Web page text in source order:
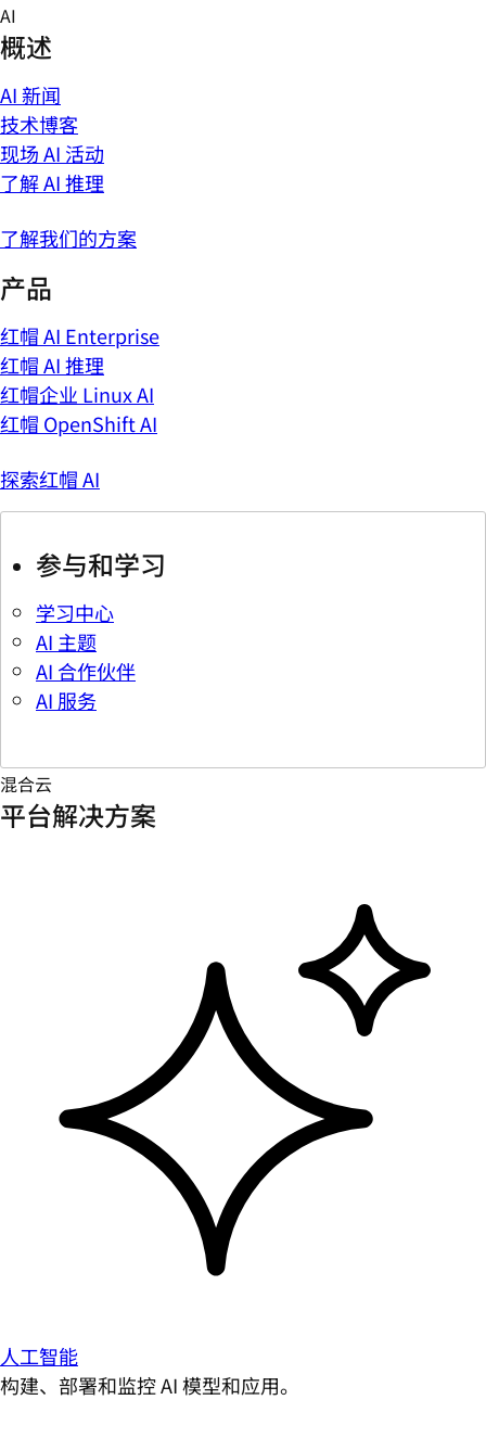
Skip
to
content
AI
概述
AI 新闻
技术博客
现场 AI 活动
了解 AI 推理
了解我们的方案
产品
红帽 AI Enterprise
红帽 AI 推理
红帽企业 Linux AI
红帽 OpenShift AI
探索红帽 AI
参与和学习
学习中心
AI 主题
AI 合作伙伴
AI 服务
混合云
平台解决方案
人工智能
构建、部署和监控 AI 模型和应用。